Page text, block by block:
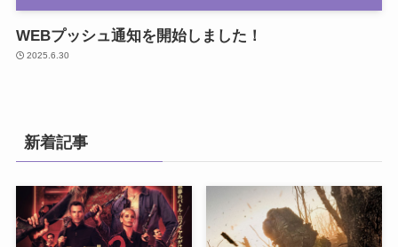
WEBプッシュ通知を開始しました！
2025.6.30
新着記事